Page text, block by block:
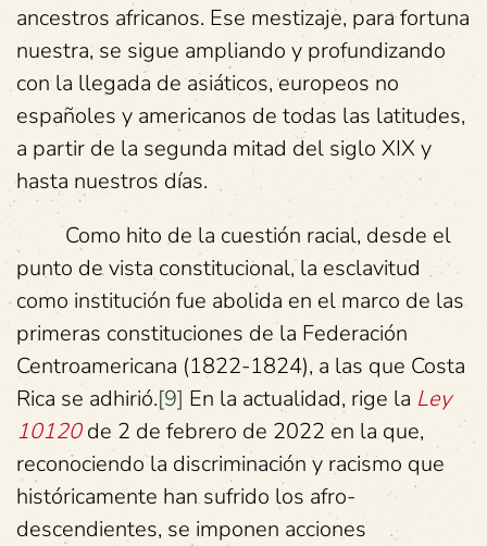
ancestros africanos. Ese mestizaje, para fortuna
nuestra, se sigue ampliando y profundizando
con la llegada de asiáticos, europeos no
españoles y americanos de todas las latitudes,
a partir de la segunda mitad del siglo XIX y
hasta nuestros días.
Como hito de la cuestión racial, desde el
punto de vista constitucional, la esclavitud
como institución fue abolida en el marco de las
primeras constituciones de la Federación
Centroamericana (1822-1824), a las que Costa
Rica se adhirió.[9] En la actualidad, rige la Ley
10120de 2 de febrero de 2022 en la que,
reconociendo la discriminación y racismo que
históricamente han sufrido los afro-
descendientes, se imponen acciones